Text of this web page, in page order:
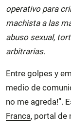
operativo para
machista a las
abuso sexual,
arbitrarias.
Entre golpes y
medio de
no me agreda!”.
Franca, portal de